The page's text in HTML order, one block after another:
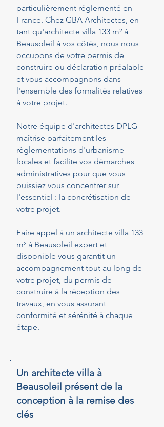
particulièrement réglementé en
France. Chez GBA Architectes, en
tant qu'architecte villa 133 m² à
Beausoleil à vos côtés, nous nous
occupons de votre permis de
construire ou déclaration préalable
et vous accompagnons dans
l'ensemble des formalités relatives
à votre projet.
Notre équipe d'architectes DPLG
maîtrise parfaitement les
réglementations d'urbanisme
locales et facilite vos démarches
administratives pour que vous
puissiez vous concentrer sur
l'essentiel : la concrétisation de
votre projet.
Faire appel à un architecte villa 133
m² à Beausoleil expert et
disponible vous garantit un
accompagnement tout au long de
votre projet, du permis de
construire à la réception des
travaux, en vous assurant
conformité et sérénité à chaque
étape.
Un architecte villa à
Beausoleil présent de la
conception à la remise des
clés